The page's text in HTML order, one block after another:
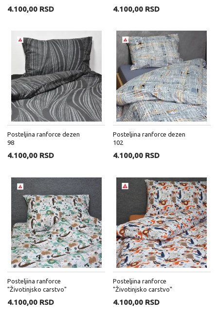
4.100,00 RSD 4.100,00 RSD
Posteljina ranforce dezen
98
4.100,00 RSD
Posteljina ranforce dezen
102
4.100,00 RSD
Posteljina ranforce
"Životinjsko carstvo"
4.100,00 RSD
Posteljina ranforce
"Životinjsko carstvo"
4.100,00 RSD